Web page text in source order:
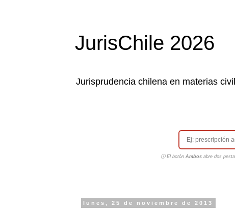
JurisChile 2026
Jurisprudencia chilena en materias
ⓘ El botón Ambosabre dos
lunes, 25 de noviembre de 2013